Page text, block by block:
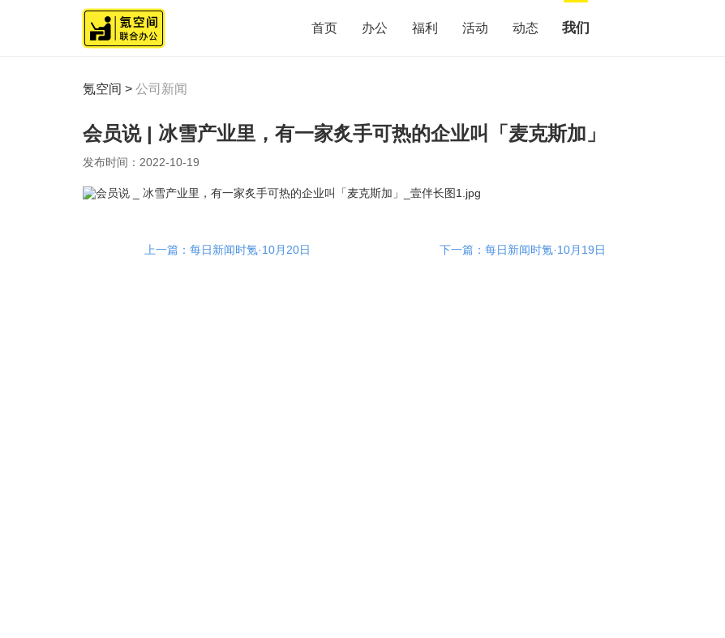
首页 办公 福利 活动 动态 我们
氪空间 > 公司新闻
会员说 | 冰雪产业里，有一家炙手可热的企业叫「麦克斯加」
发布时间： 2022-10-19
上一篇：每日新闻时氪·10月20日 下一篇：每日新闻时氪·10月19日